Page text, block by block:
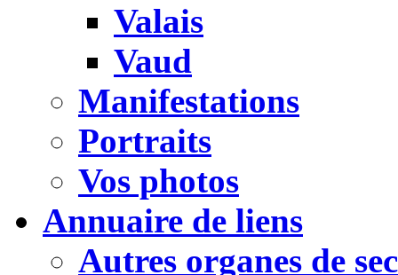
Valais
Vaud
Manifestations
Portraits
Vos photos
Annuaire de liens
Autres organes de